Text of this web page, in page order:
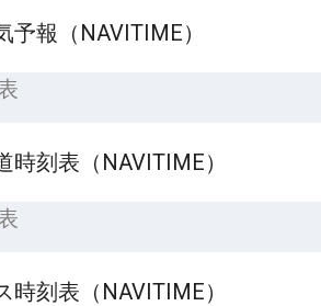
予報（NAVITIME）
時刻表（NAVITIME）
時刻表（NAVITIME）